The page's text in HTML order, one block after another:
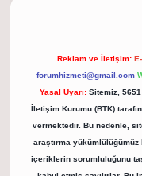
Reklam ve İletişim:
forumhizmeti@gmail.com
Yasal Uyarı: Sitemiz,
İletişim Kurumu (BTK)
vermektedir. Bu nedenle,
araştırma yükümlülüğümüz
içeriklerin sorumluluğunu